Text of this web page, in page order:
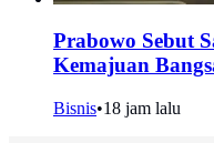
Prabowo Sebut
Kemajuan
Bisnis•18 jam lalu